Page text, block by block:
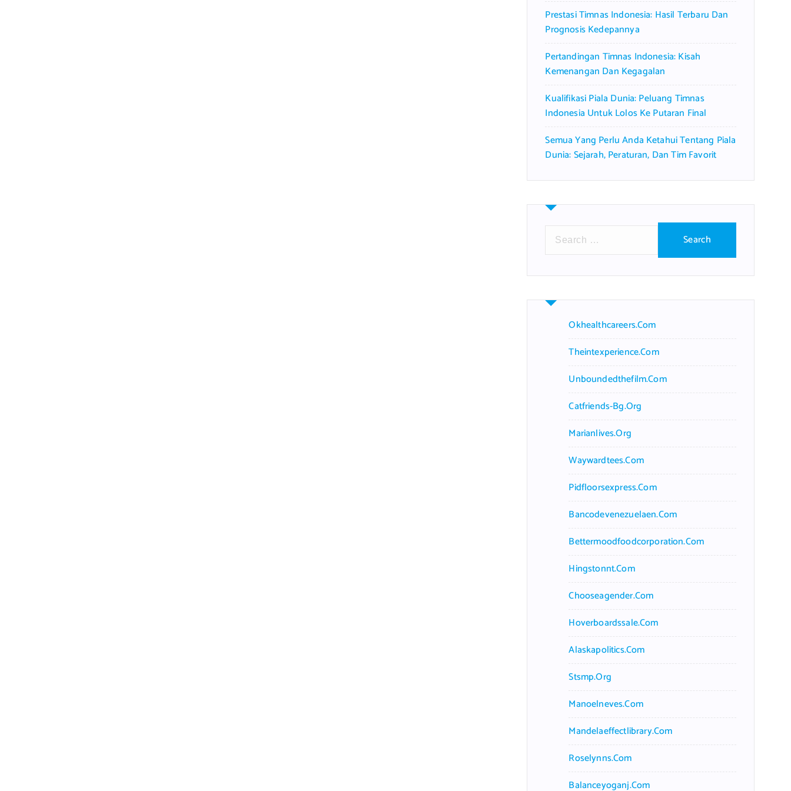
Prestasi Timnas Indonesia: Hasil Terbaru Dan
Prognosis Kedepannya
Pertandingan Timnas Indonesia: Kisah
Kemenangan Dan Kegagalan
Kualifikasi Piala Dunia: Peluang Timnas
Indonesia Untuk Lolos Ke Putaran Final
Semua Yang Perlu Anda Ketahui Tentang Piala
Dunia: Sejarah, Peraturan, Dan Tim Favorit
r
h
Okhealthcareers.com
Theintexperience.com
Unboundedthefilm.com
Catfriends-Bg.org
Marianlives.org
Waywardtees.com
Pidfloorsexpress.com
Bancodevenezuelaen.com
Bettermoodfoodcorporation.com
Hingstonnt.com
Chooseagender.com
Hoverboardssale.com
Alaskapolitics.com
Stsmp.org
Manoelneves.com
Mandelaeffectlibrary.com
Roselynns.com
Balanceyoganj.com